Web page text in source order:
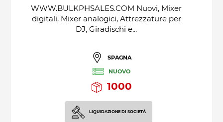
WWW.BULKPHSALES.COM Nuovi, Mixer
digitali, Mixer analogici, Attrezzature per
DJ, Giradischi e...
SPAGNA
NUOVO
1000
LIQUIDAZIONE DI SOCIETÀ